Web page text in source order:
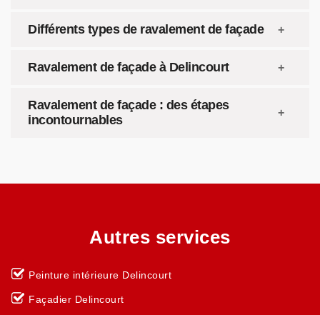
Différents types de ravalement de façade
Ravalement de façade à Delincourt
Ravalement de façade : des étapes
incontournables
Autres services
Peinture intérieure Delincourt
Façadier Delincourt